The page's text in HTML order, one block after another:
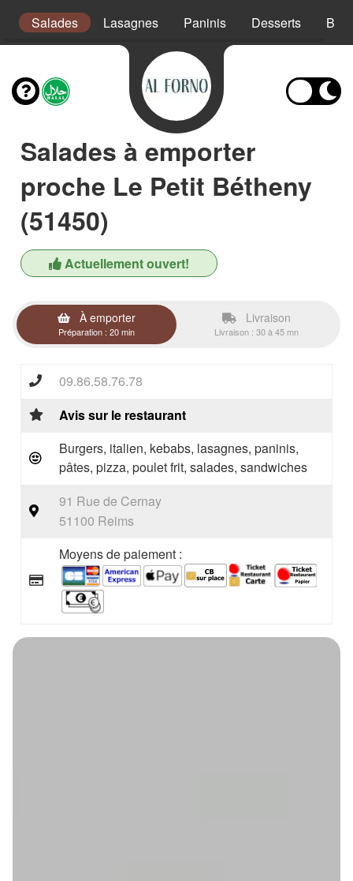
Salades Lasagnes Paninis Desserts
Salades à emporter
proche Le Petit Bétheny
(51450)
Actuellement ouvert!
À emporter
Préparation : 20 min
Livraison
Livraison : 30 à 45 mn
09.86.58.76.78
Avis sur le restaurant
Burgers, italien, kebabs, lasagnes, paninis,
pâtes, pizza, poulet frit, salades, sandwiches
91 Rue de Cernay
51100 Reims
Moyens de paiement :